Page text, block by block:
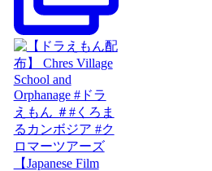
【Japanese Film